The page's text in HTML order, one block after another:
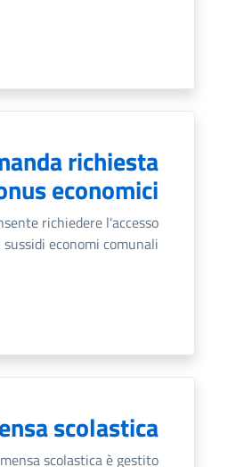
richiesta
economici
richiedere l'accesso
sussidi economi comunali.
scolastica
scolastica è gestito